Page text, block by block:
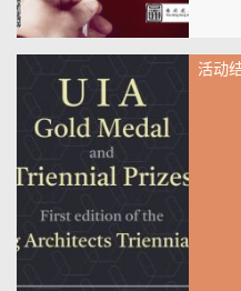
活动